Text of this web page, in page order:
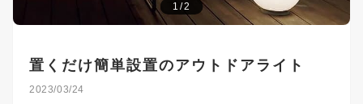
1/2
置くだけ簡単設置のアウトドアライト
2023/03/24